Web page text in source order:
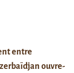
entre
ouvre-